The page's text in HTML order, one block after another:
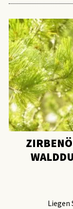
Liegen